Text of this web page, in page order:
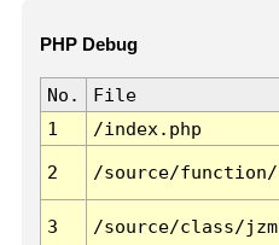
PHP Debug
No. File
1
/index.php
2 /source/function/
3 /source/class/